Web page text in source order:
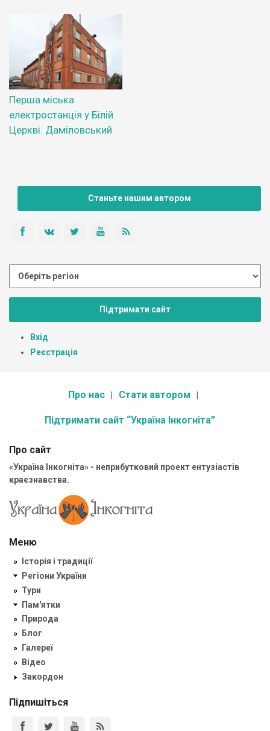
Перша міська
електростанція у Білій
Церкві. Даміловський
Станьте нашим автором
Підтримати сайт
Вхід
Реєстрація
Про нас Стати автором
Підтримати сайт “Україна Інкогніта”
Про сайт
«Україна Інкогніта» - неприбутковий проект ентузіастів
краєзнавства.
Меню
Історія і традиції
Регіони України
Тури
Пам'ятки
Природа
Блог
Галереї
Відео
Закордон
Підпишіться